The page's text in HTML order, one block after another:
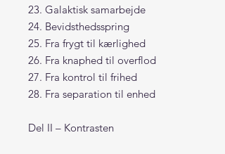
23. Galaktisk samarbejde
24. Bevidsthedsspring
25. Fra frygt til kærlighed
26. Fra knaphed til overflod
27. Fra kontrol til frihed
28. Fra separation til enhed
Del II – Kontrasten